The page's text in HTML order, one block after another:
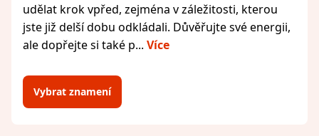
udělat krok vpřed, zejména v záležitosti, kterou
jste již delší dobu odkládali. Důvěřujte své energii,
ale dopřejte si také p... Více
Vybrat znamení